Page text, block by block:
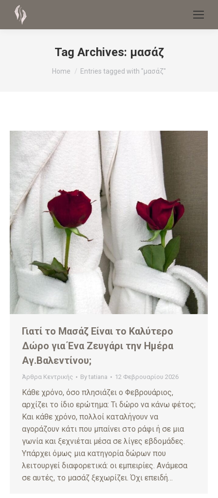
Tag Archives: μασάζ
You are here:
Home Entries tagged with "μασάζ"
Γιατί το Μασάζ Είναι το Καλύτερο
Δώρο για Ένα Ζευγάρι την Ημέρα
Αγ.Βαλεντίνου;
Άρθρα Κεντρικής Bytatiana 12 Φεβρουαρίου 2026
Κάθε χρόνο, όσο πλησιάζει ο Φεβρουάριος,
αρχίζει το ίδιο ερώτημα: Τι δώρο να κάνω φέτος;
Και κάθε χρόνο, πολλοί καταλήγουν να
αγοράζουν κάτι που μπαίνει στο ράφι ή σε μια
γωνία και ξεχνιέται μέσα σε λίγες εβδομάδες.
Υπάρχει όμως μια κατηγορία δώρων που
λειτουργεί διαφορετικά: οι εμπειρίες. Ανάμεσα
σε αυτές, το μασάζ ξεχωρίζει. Όχι επειδή…